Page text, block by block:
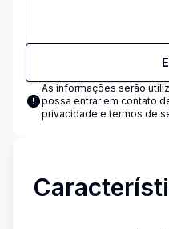
As informações serão
possa entrar em contato
privacidade e termos de